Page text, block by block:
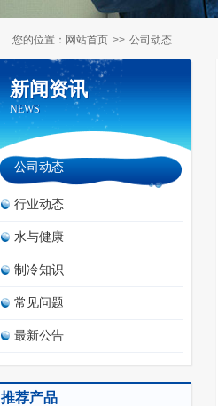
您的位置： 网站首页 >> 公司动态
新闻资讯
NEWS
新闻资讯
NEWS
公司动态
行业动态
水与健康
制冷知识
常见问题
最新公告
推荐产品